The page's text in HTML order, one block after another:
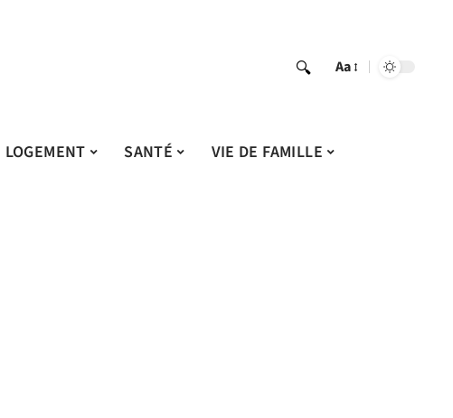
Aa
LOGEMENT SANTÉ
VIE DE FAMILLE